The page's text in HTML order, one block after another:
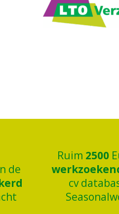
de
Ruim 2500
cv